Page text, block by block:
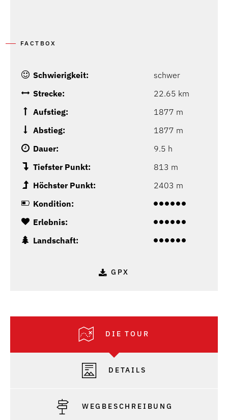
FACTBOX
Schwierigkeit:
schwer
Strecke:
22.65 km
Aufstieg:
1877 m
Abstieg:
1877 m
Dauer:
9.5 h
Tiefster Punkt:
813 m
Höchster Punkt:
2403 m
Kondition:
Erlebnis:
Landschaft:
GPX
DIE TOUR
DETAILS
WEGBESCHREIBUNG